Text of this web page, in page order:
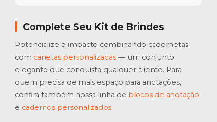
Complete Seu Kit de Brindes
Potencialize o impacto combinando cadernetas
com canetas personalizadas — um conjunto
elegante que conquista qualquer cliente. Para
quem precisa de mais espaço para anotações,
confira também nossa linha de blocos de anotação
e cadernos personalizados.